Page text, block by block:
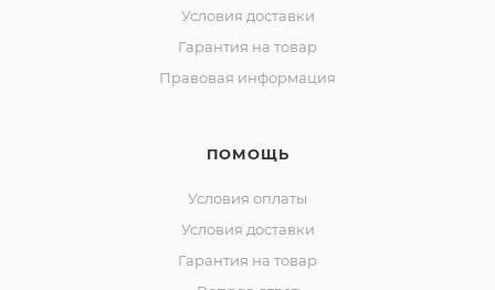
Условия доставки
Гарантия на товар
Правовая информация
ПОМОЩЬ
Условия оплаты
Условия доставки
Гарантия на товар